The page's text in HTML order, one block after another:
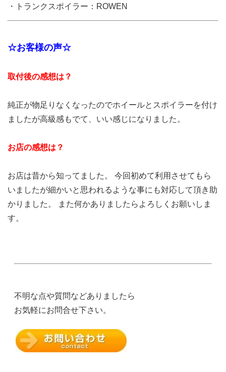
・トランクスポイラー：ROWEN
☆お客様の声☆
取付後の感想は？
純正が物足りなくなったのでホイールとスポイラーを付け
ましたが高級感もでて、いい感じになりました。
お店の感想は？
お店は昔から知ってました。 今回初めて利用させてもら
いましたが細かいと思われるような事にも対応して頂き助
かりました。 また何かありましたらよろしくお願いしま
す。
不明な点や質問などありましたら
お気軽にお問合せ下さい。